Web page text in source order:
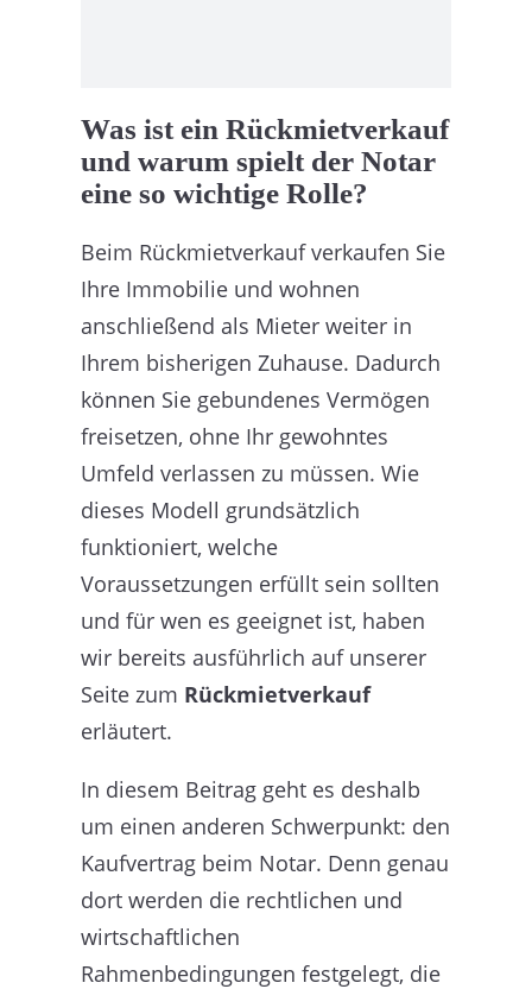
Was ist ein Rückmietverkauf
und warum spielt der Notar
eine so wichtige Rolle?
Beim Rückmietverkauf verkaufen Sie
Ihre Immobilie und wohnen
anschließend als Mieter weiter in
Ihrem bisherigen Zuhause. Dadurch
können Sie gebundenes Vermögen
freisetzen, ohne Ihr gewohntes
Umfeld verlassen zu müssen. Wie
dieses Modell grundsätzlich
funktioniert, welche
Voraussetzungen erfüllt sein sollten
und für wen es geeignet ist, haben
wir bereits ausführlich auf unserer
Seite zum Rückmietverkauf
erläutert.
In diesem Beitrag geht es deshalb
um einen anderen Schwerpunkt: den
Kaufvertrag beim Notar. Denn genau
dort werden die rechtlichen und
wirtschaftlichen
Rahmenbedingungen festgelegt, die